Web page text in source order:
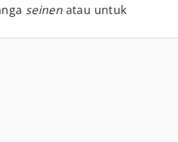
seinen atau untuk